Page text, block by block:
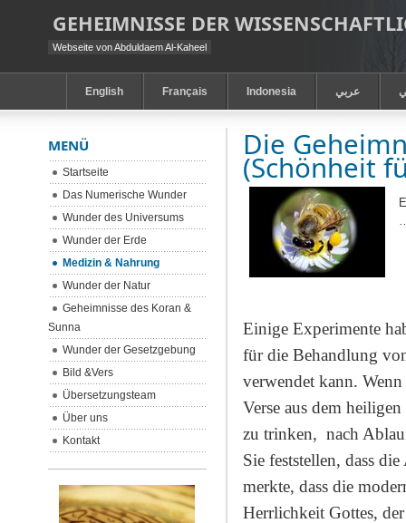
GEHEIMNISSE DER
Webseite von Abduldaem Al-Kaheel
English Français Indonesia عربي
Die
(Schönheit
Einige Experimente
für die Behandlung
verwendet kann.
Verse aus dem
zu trinken, nach
Sie feststellen, dass
merkte, dass die
Herrlichkeit Gottes,
MENÜ
Startseite
Das Numerische Wunder
Wunder des Universums
Wunder der Erde
Medizin & Nahrung
Wunder der Natur
Geheimnisse des Koran &
Sunna
Wunder der Gesetzgebung
Bild &Vers
Übersetzungsteam
Über uns
Kontakt